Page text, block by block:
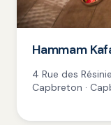
Hammam
4 Rue des
Capbreton ·